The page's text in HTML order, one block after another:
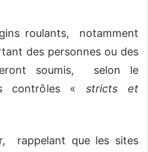
roulants, notamment
des personnes ou des
soumis, selon le
contrôles «stricts et
rappelant que les sites